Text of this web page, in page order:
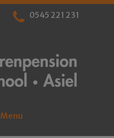
0545 221 231